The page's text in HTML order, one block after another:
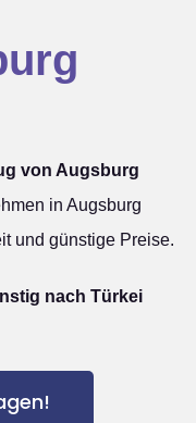
von Augsburg
in Augsburg
und günstige Preise.
nach Türkei